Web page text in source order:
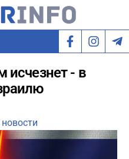
исчезнет - в